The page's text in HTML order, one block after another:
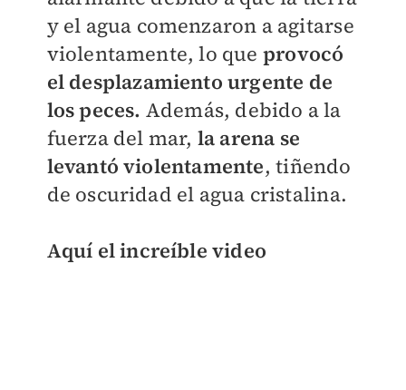
y el agua comenzaron a agitarse
violentamente, lo que provocó
el desplazamiento urgente de
los peces. Además, debido a la
fuerza del mar, la arena se
levantó violentamente, tiñendo
de oscuridad el agua cristalina.
Aquí el increíble video